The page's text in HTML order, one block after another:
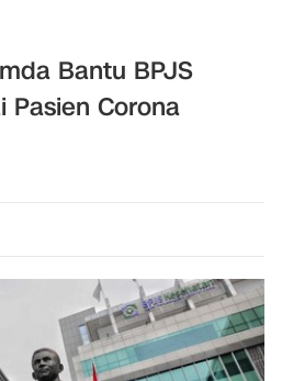
Bantu BPJS
Pasien Corona